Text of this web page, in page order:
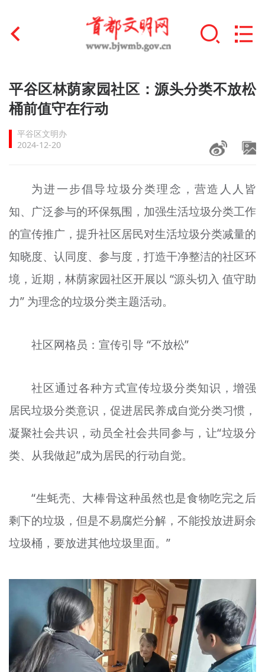
首页
文明创建
文明实践
未成年人思想道德建设
榜样人物
+
身边好人
文明评论
北京宣传文化引导基金
宣传思想文化人才
资料库
+
平谷区林荫家园社区：源头分类不放松
桶前值守在行动
平谷区文明办
2024-12-20
为进一步倡导垃圾分类理念，营造人人皆
知、广泛参与的环保氛围，加强生活垃圾分类工作
的宣传推广，提升社区居民对生活垃圾分类减量的
知晓度、认同度、参与度，打造干净整洁的社区环
境，近期，林荫家园社区开展以 “源头切入 值守助
力” 为理念的垃圾分类主题活动。
社区网格员：宣传引导 “不放松”
社区通过各种方式宣传垃圾分类知识，增强
居民垃圾分类意识，促进居民养成自觉分类习惯，
凝聚社会共识，动员全社会共同参与，让“垃圾分
类、从我做起”成为居民的行动自觉。
“生蚝壳、大棒骨这种虽然也是食物吃完之后
剩下的垃圾，但是不易腐烂分解，不能投放进厨余
垃圾桶，要放进其他垃圾里面。”